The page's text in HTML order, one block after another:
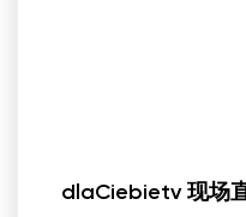
dlaCiebietv 现场